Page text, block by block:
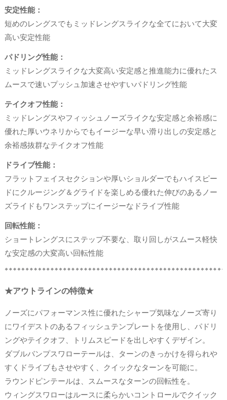
安定性能：
短めのレングスでもミッドレングスライクな全てにおいて大変
高い安定性能
パドリング性能：
ミッドレングスライクな大変高い安定感と推進能力に優れたス
ムースで速いプッシュ加速させやすいパドリング性能
テイクオフ性能：
ミッドレングスやフィッシュノーズライクな安定感と余裕感に
優れた厚いウネリからでもイージーな早い滑り出しの安定感と
余裕感抜群なテイクオフ性能
ドライブ性能：
フラットフェイスセクションや厚いショルダーでもハイスピー
ドにクルージング＆グライドを楽しめる優れた伸びのあるノー
ズライドもワンステップにイージーなドライブ性能
回転性能：
ショートレングスにステップ不要な、取り回しがスムース軽快
な安定感の大変高い回転性能
★アウトラインの特徴★
ノーズにパフォーマンス性に優れたシャープ気味なノーズ寄り
にワイデストのあるフィッシュテンプレートを使用し、パドリ
ングやテイクオフ、トリムスピードを出しやすくデザイン。
ダブルバンプスワローテールは、ターンのきっかけを得られや
すくドライブもさせやすく、クイックなターンを可能に。
ラウンドピンテールは、スムースなターンの回転性を。
ウィングスワローはルースに柔らかいコントロールでクイック